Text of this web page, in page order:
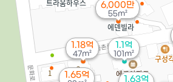
6,000만
55m²
1.63억
1.1억
101m²
1.18억
47m²
1.65억